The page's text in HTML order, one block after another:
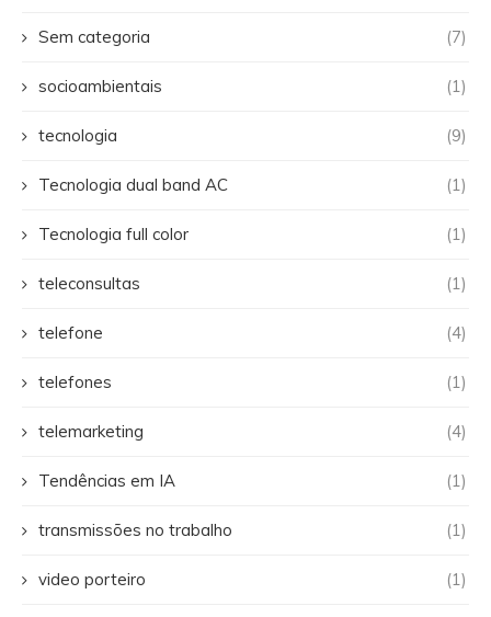
Sem categoria (7)
socioambientais (1)
tecnologia (9)
Tecnologia dual band AC (1)
Tecnologia full color (1)
teleconsultas (1)
telefone (4)
telefones (1)
telemarketing (4)
Tendências em IA (1)
transmissões no trabalho (1)
video porteiro (1)